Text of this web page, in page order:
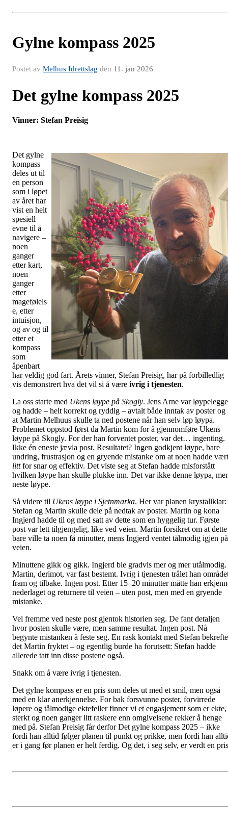
Gylne kompass 2025
Postet av Melhus Idrettslag den 11. jan 2026
Det gylne kompass 2025
Vinner: Stefan Preisig
Det gylne
kompass
deles ut til
en person
som i løpet
av året har
vist en helt
spesiell
evne til å
navigere –
noen
ganger
etter kart,
noen
ganger
etter
magefølels
e, etter
intuisjon,
og av og til
etter et
kompass
som
åpenbart
har veldig god fart. Årets vinner, Stefan Preisig, har på forbilledlig
vis demonstrert hva det vil si å være ivrig i tjenesten.
La oss starte med Ukens løype på Skogly. Jens Arne var
og hadde – helt korrekt og ryddig – avtalt både inntak av poster og
at Martin Melhuus skulle ta ned postene når han selv løp løypa.
Problemet oppstod først da Martin kom for å gjennomføre Ukens
løype på Skogly. For der han forventet poster, var det… ingenting.
Ikke én eneste jævla post. Resultatet? Ingen godkjent løype, bare
undring, frustrasjon og en gryende mistanke om at noen hadde vært
littfor snar og effektiv. Det viste seg at Stefan hadde misforstått
hvilken løype han skulle plukke inn. Det var ikke denne løypa,
neste løype.
Så videre til Ukens løype i Sjetnmarka. Her var planen krystallklar:
Stefan og Martin skulle dele på nedtak av poster. Martin og kona
Ingjerd hadde til og med satt av dette som en hyggelig tur. Første
post var lett tilgjengelig, like ved veien. Martin forsikret om at dette
bare ville ta noen få minutter, mens Ingjerd ventet tålmodig igjen på
veien.
Minuttene gikk og gikk. Ingjerd ble gradvis mer og mer utålmodig.
Martin, derimot, var fast bestemt. Ivrig i tjenesten trålet han
fram og tilbake. Ingen post. Etter 15–20 minutter måtte han
nederlaget og returnere til veien – uten post, men med en gryende
mistanke.
Vel fremme ved neste post gjentok historien seg. De fant detaljen
hvor posten skulle være, men samme resultat. Ingen post. Nå
begynte mistanken å feste seg. En rask kontakt med Stefan
det Martin fryktet – og egentlig burde ha forutsett: Stefan hadde
allerede tatt inn disse postene også.
Snakk om å være ivrig i tjenesten.
Det gylne kompass er en pris som deles ut med et smil, men også
med en klar anerkjennelse. For bak forsvunne poster, forvirrede
løpere og tålmodige ektefeller finner vi et engasjement som er ekte,
sterkt og noen ganger litt raskere enn omgivelsene rekker å henge
med på. Stefan Preisig får derfor Det gylne kompass 2025 – ikke
fordi han alltid følger planen til punkt og prikke, men fordi han
er i gang før planen er helt ferdig. Og det, i seg selv, er verdt en